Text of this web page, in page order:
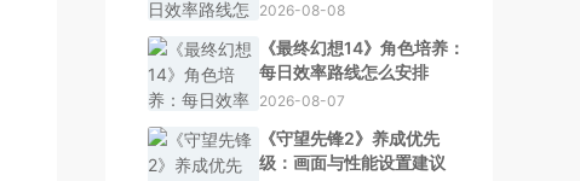
2026-08-08
《最终幻想14》角色培养：
每日效率路线怎么安排
2026-08-07
《守望先锋2》养成优先
级：画面与性能设置建议